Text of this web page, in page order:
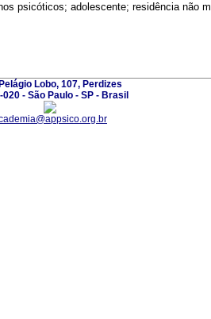
psicóticos; adolescente; residência não
Lobo, 107, Perdizes
020 - São Paulo - SP - Brasil